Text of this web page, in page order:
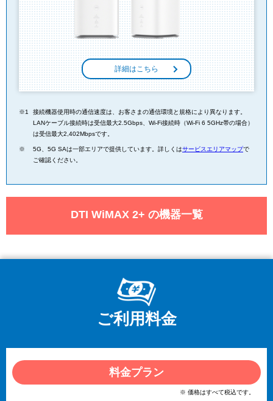
詳細はこちら
接続機器使用時の通信速度は、お客さまの通信環境と規格により異なります。
LANケーブル接続時は受信最大2.5Gbps、Wi-Fi接続時（Wi-Fi 6 5GHz帯の場合）
は受信最大2,402Mbpsです。
5G、5G SAは一部エリアで提供しています。詳しくはサービスエリアマップで
ご確認ください。
DTI WiMAX 2+ の機器一覧
ご利用料金
※ 価格はすべて税込です。
料金プラン